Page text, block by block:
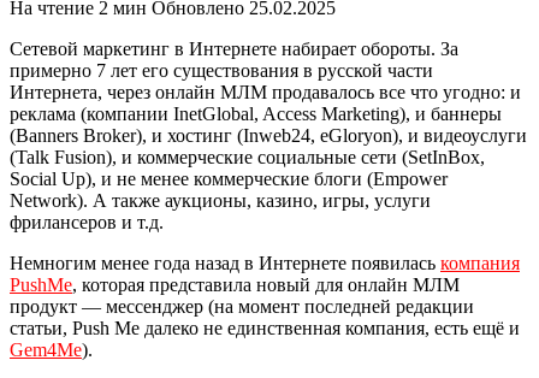
На чтение 2 мин Обновлено 25.02.2025
Сетевой маркетинг в Интернете набирает обороты. За
примерно 7 лет его существования в русской части
Интернета, через онлайн МЛМ продавалось все что угодно: и
реклама (компании InetGlobal, Access Marketing), и баннеры
(Banners Broker), и хостинг (Inweb24, eGloryon), и видеоуслуги
(Talk Fusion), и коммерческие социальные сети (SetInBox,
Social Up), и не менее коммерческие блоги (Empower
Network). А также аукционы, казино, игры, услуги
фрилансеров и т.д.
Немногим менее года назад в Интернете появилась компания
PushMe, которая представила новый для онлайн МЛМ
продукт — мессенджер (на момент последней редакции
статьи, Push Me далеко не единственная компания, есть ещё и
Gem4Me).